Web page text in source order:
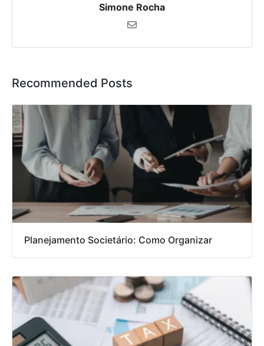
Simone Rocha
Recommended Posts
Planejamento Societário: Como Organizar